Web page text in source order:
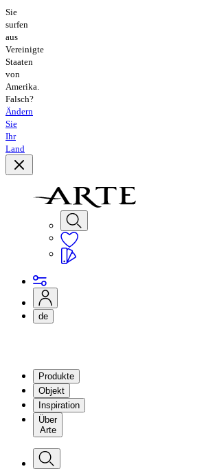
Sie
surfen
aus
Vereinigte
Staaten
von
Amerika.
Falsch?
Ändern
Sie
Ihr
Land
de
Produkte
Objekt
Inspiration
Über
Arte